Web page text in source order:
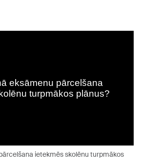
ietekmēs skolēnu turpmākos